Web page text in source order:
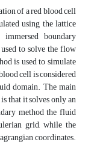
of a red blood cell
using the lattice
boundary
to solve the flow
is used to simulate
cell is considered
domain. The main
that it solves only an
method the fluid
grid, while the
coordinates.